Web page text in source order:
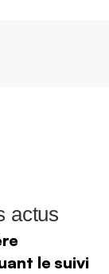
actus
le suivi